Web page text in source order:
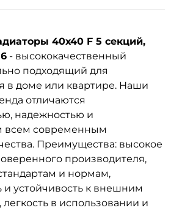
40х40 F 5 секций,
- высококачественный
подходящий для
в доме или квартире. Наши
отличаются
надежностью и
всем современным
Преимущества: высокое
производителя,
и нормам,
и устойчивость к внешним
в использовании и